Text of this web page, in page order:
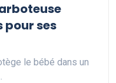
pour ses
le bébé dans un